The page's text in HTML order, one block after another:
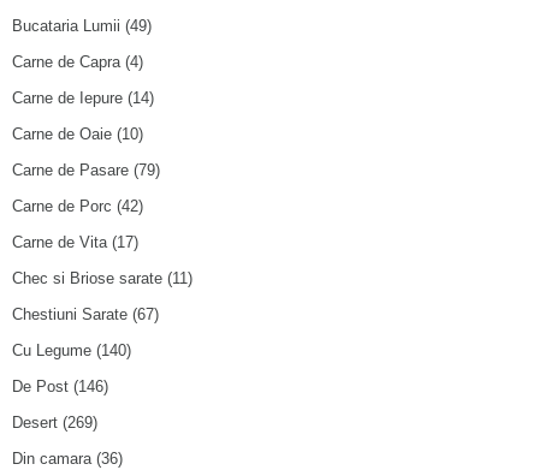
Bucataria Lumii (49)
Carne de Capra(4)
Carne de Iepure (14)
Carne de Oaie (10)
Carne de Pasare (79)
Carne de Porc (42)
Carne de Vita(17)
Chec si Briose sarate (11)
Chestiuni Sarate (67)
Cu Legume (140)
De Post (146)
Desert (269)
Din camara(36)